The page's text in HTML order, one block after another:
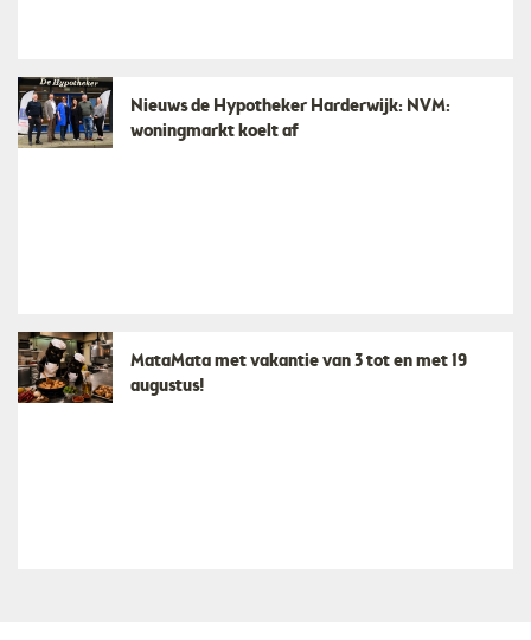
Nieuws de Hypotheker Harderwijk: NVM:
woningmarkt koelt af
MataMata met vakantie van 3 tot en met 19
augustus!